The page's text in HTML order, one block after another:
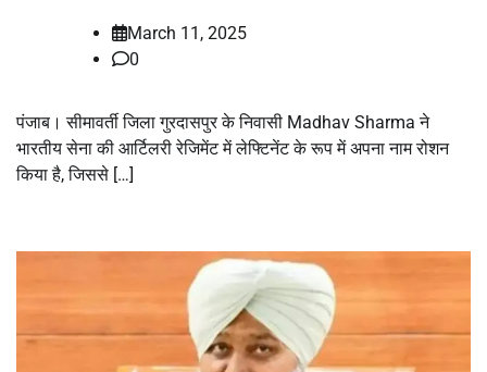
March 11, 2025
0
पंजाब। सीमावर्ती जिला गुरदासपुर के निवासी Madhav Sharma ने
भारतीय सेना की आर्टिलरी रेजिमेंट में लेफ्टिनेंट के रूप में अपना नाम रोशन
किया है, जिससे […]